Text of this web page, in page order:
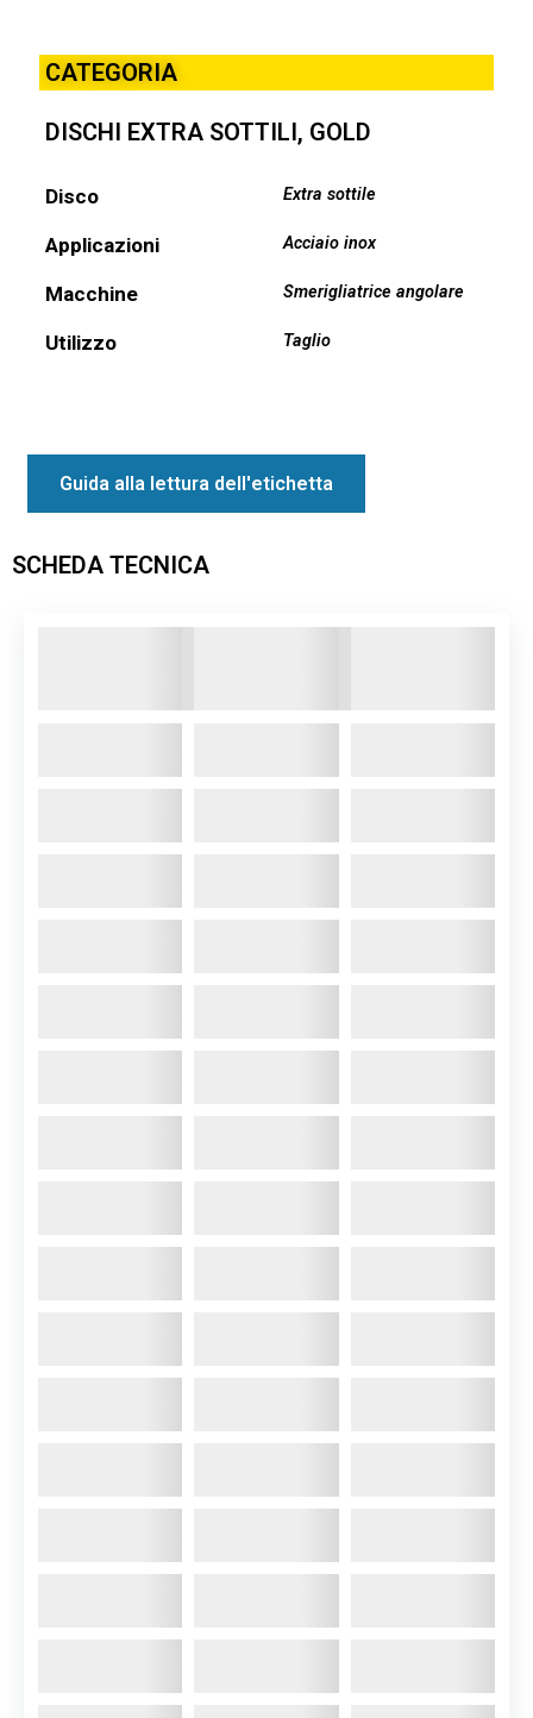
CATEGORIA
DISCHI EXTRA SOTTILI, GOLD
Disco Extra sottile
Applicazioni Acciaio inox
Macchine Smerigliatrice angolare
Utilizzo Taglio
Guida alla lettura dell'etichetta
SCHEDA TECNICA